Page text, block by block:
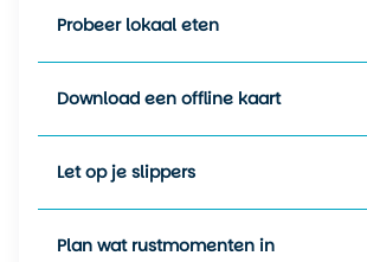
kan zijn. Buiten deze
accommodaties soms
Kort samengevat:
april t/m oktober→
zonnig, droog, 24–31°C
Probeer lokaal eten
Download een offline kaart
Let op je slippers
Plan wat rustmomenten in